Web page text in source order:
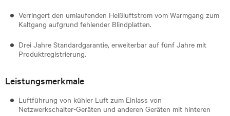
Verringert den umlaufenden Heißluftstrom vom Warmgang zum
Kaltgang aufgrund fehlender Blindplatten.
Drei Jahre Standardgarantie, erweiterbar auf fünf Jahre mit
Produktregistrierung.
Leistungsmerkmale
Luftführung von kühler Luft zum Einlass von
Netzwerkschalter-Geräten und anderen Geräten mit hinteren